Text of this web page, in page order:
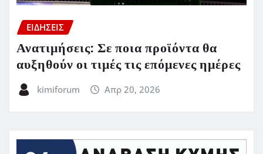
ΕΙΔΗΣΕΙΣ
Ανατιμήσεις: Σε ποια προϊόντα θα
αυξηθούν οι τιμές τις επόμενες ημέρες
kimiforum Απρ 20, 2026